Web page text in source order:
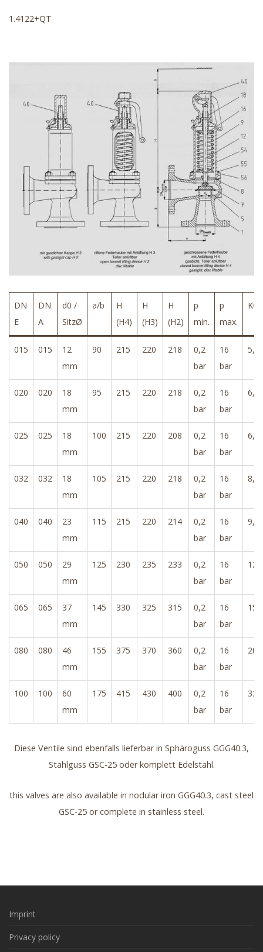
1.4122+QT
DN
E
DN
A
d0 /
SitzØ
a/b
H
(H4)
H
(H3)
H
(H2)
p
min.
p
max.
KG
015 015
12
mm
90 215 220 218
0,2
bar
16
bar
5,0
020 020
18
mm
95 215 220 218
0,2
bar
16
bar
6,0
025 025
18
mm
100 215 220 208
0,2
bar
16
bar
6,0
032 032
18
mm
105 215 220 218
0,2
bar
16
bar
8,0
040 040
23
mm
115 215 220 214
0,2
bar
16
bar
9,0
050 050
29
mm
125 230 235 233
0,2
bar
16
bar
12
065 065
37
mm
145 330 325 315
0,2
bar
16
bar
15
080 080
46
mm
155 375 370 360
0,2
bar
16
bar
20
100 100
60
mm
175 415 430 400
0,2
bar
16
bar
33
Diese Ventile sind ebenfalls lieferbar in Sphäroguss GGG40.3,
Stahlguss GSC-25 oder komplett Edelstahl.
this valves are also available in nodular iron GGG40.3, cast steel
GSC-25 or complete in stainless steel.
Imprint
Privacy policy